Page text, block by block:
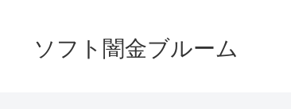
ソフト闇金ブルーム